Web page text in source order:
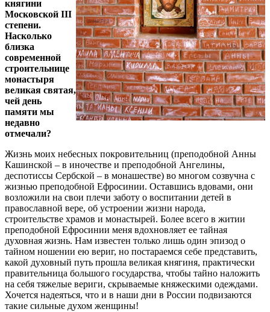
княгини
Московской III
степени.
Насколько
близка
современной
строительнице
монастыря
великая святая,
чей день
памяти мы
недавно
отмечали?
Жизнь моих небесных покровительниц (преподобной Анны
Кашинской – в иночестве и преподобной Ангелины,
деспотиссы Сербской – в монашестве) во многом созвучна с
жизнью преподобной Ефросинии. Оставшись вдовами, они
возложили на свои плечи заботу о воспитании детей в
православной вере, об устроении жизни народа,
строительстве храмов и монастырей. Более всего в житии
преподобной Ефросинии меня вдохновляет ее тайная
духовная жизнь. Нам известен только лишь один эпизод о
тайном ношении ею вериг, но постараемся себе представить,
какой духовный путь прошла великая княгиня, практически
правительница большого государства, чтобы тайно наложить
на себя тяжелые вериги, скрываемые княжескими одеждами.
Хочется надеяться, что и в наши дни в России подвизаются
такие сильные духом женщины!